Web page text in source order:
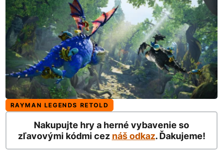
RAYMAN LEGENDS RETOLD
Nakupujte hry a herné vybavenie so
zľavovými kódmi cez náš odkaz. Ďakujeme!